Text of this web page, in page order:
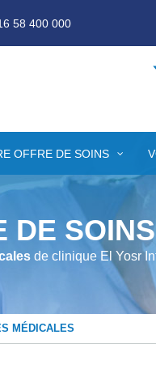
58 400 000
OFFRE DE SOINS
DE SOINS
de clinique El Yosr
MÉDICALES